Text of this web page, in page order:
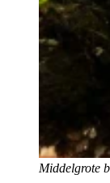
Middelgrote